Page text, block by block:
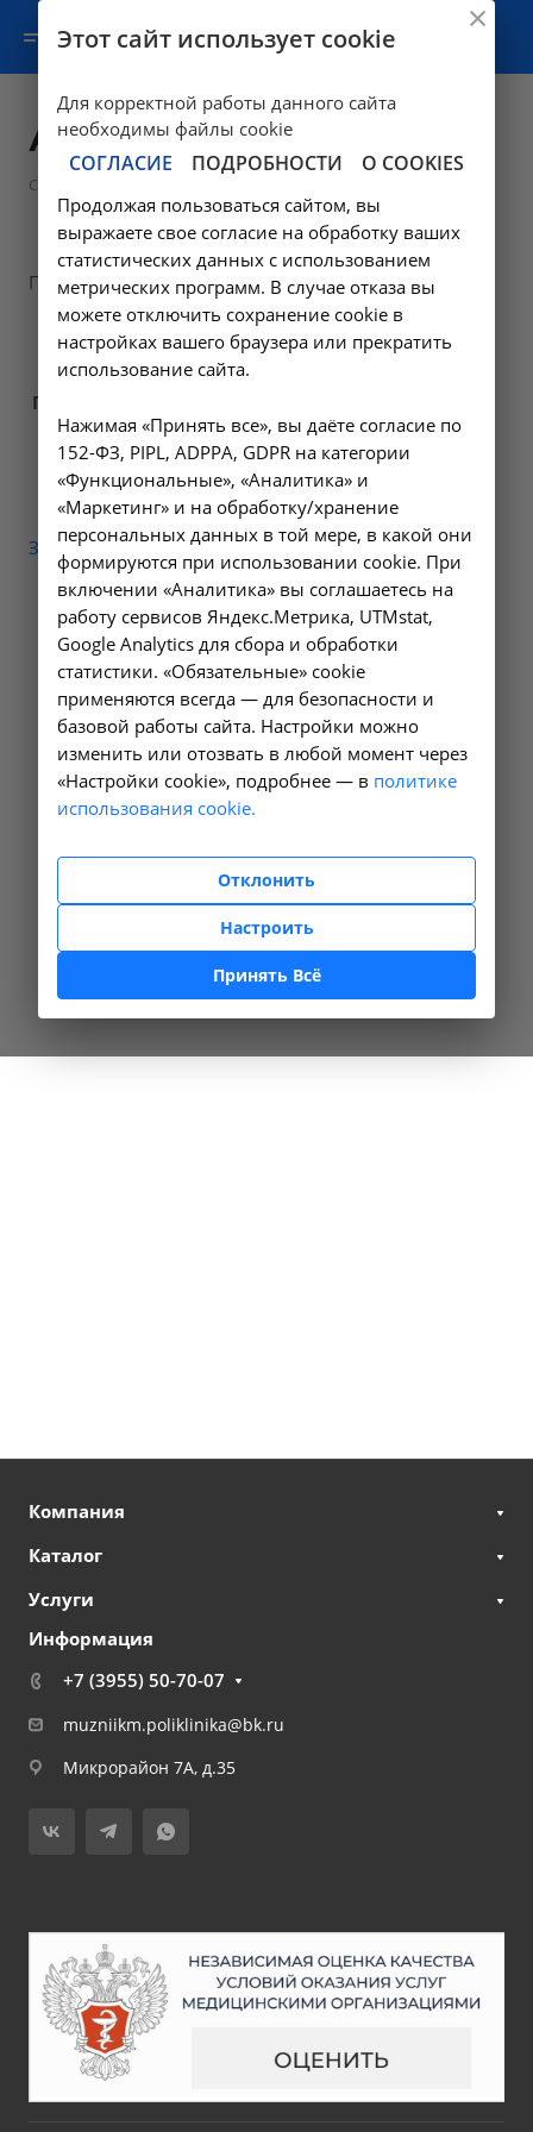
Авторизация
Статьи
Пожалуйста, авторизуйтесь:
Логин:
Пароль:
Запомнить меня на этом компьютере
Забыли свой пароль?
Компания
Каталог
Услуги
Информация
+7 (3955) 50-70-07
muzniikm.poliklinika@bk.ru
Микрорайон 7А, д.35
Этот сайт использует cookie
Для корректной работы данного сайта
необходимы файлы cookie
СОГЛАСИЕ ПОДРОБНОСТИ О COOKIES
Продолжая пользоваться сайтом, вы
выражаете свое согласие на обработку ваших
статистических данных с использованием
метрических программ. В случае отказа вы
можете отключить сохранение cookie в
настройках вашего браузера или прекратить
использование сайта.
Нажимая «Принять все», вы даёте согласие по
152-ФЗ, PIPL, ADPPA, GDPR на категории
«Функциональные», «Аналитика» и
«Маркетинг» и на обработку/хранение
персональных данных в той мере, в какой они
формируются при использовании cookie. При
включении «Аналитика» вы соглашаетесь на
работу сервисов Яндекс.Метрика, UTMstat,
Google Analytics для сбора и обработки
статистики. «Обязательные» cookie
применяются всегда — для безопасности и
базовой работы сайта. Настройки можно
изменить или отозвать в любой момент через
«Настройки cookie», подробнее — в политике
использования cookie.
Отклонить
Настроить
Принять Всё